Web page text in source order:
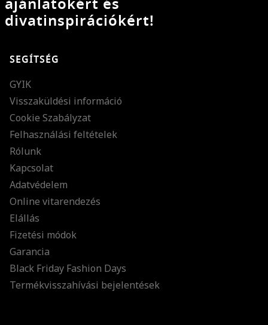
divatinspirációkért!
SEGÍTSÉG
GYIK
Visszaküldési információ
Cookie Szabályzat
Felhasználási feltételek
Rólunk
Kapcsolat
Adatvédelem
Online vitarendezés
Elállás
Fizetési módok
Garancia
Black Friday Fashion Days
Termékvisszahívási bejelentések